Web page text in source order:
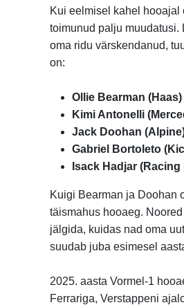
Kui eelmisel kahel
toimunud palju muudatusi.
oma ridu värskendanud,
on:
Ollie Bearman (Haas)
Kimi Antonelli
Jack Doohan
Gabriel Bortoleto
Isack Hadjar (Racing
Kuigi Bearman ja Doohan
täismahus hooaeg.
jälgida, kuidas nad oma
suudab juba esimesel
2025. aasta Vormel-1
Ferrariga, Verstappeni